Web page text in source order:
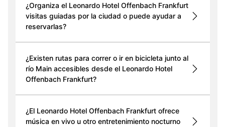
¿Organiza el Leonardo Hotel Offenbach Frankfurt
visitas guiadas por la ciudad o puede ayudar a
reservarlas?
¿Existen rutas para correr o ir en bicicleta junto al
río Main accesibles desde el Leonardo Hotel
Offenbach Frankfurt?
¿El Leonardo Hotel Offenbach Frankfurt ofrece
música en vivo u otro entretenimiento nocturno